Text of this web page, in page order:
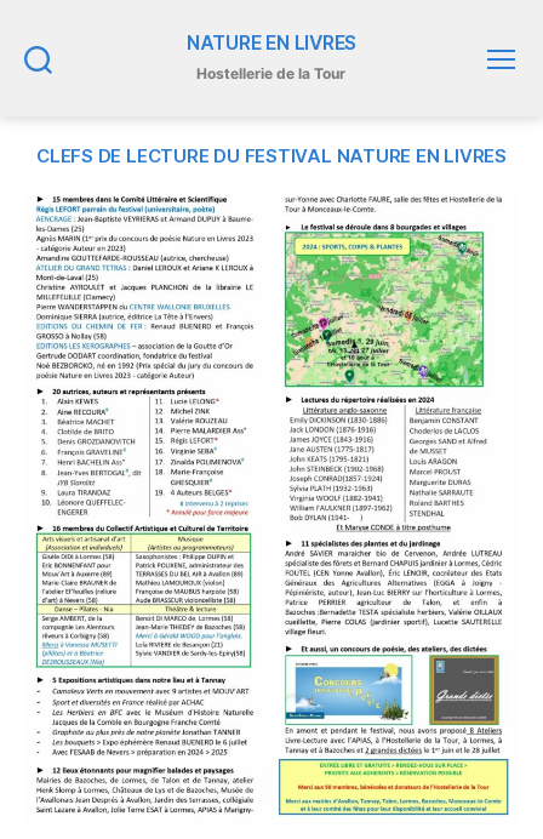
NATURE EN LIVRES
Hostellerie de la Tour
CLEFS DE LECTURE DU FESTIVAL NATURE EN LIVRES